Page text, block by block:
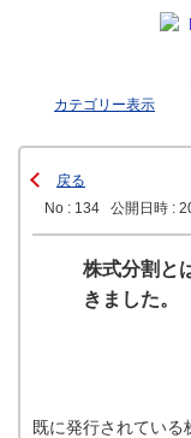
カテゴリー表示
戻る
No : 134
公開日時 :
株式分割と
きました。
既に発行されてい